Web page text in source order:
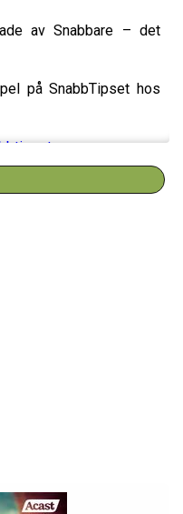
av Snabbare – det
på SnabbTipset hos
där du kan se
och Serie A plus massa
– för enbart 349
månader. Gå in